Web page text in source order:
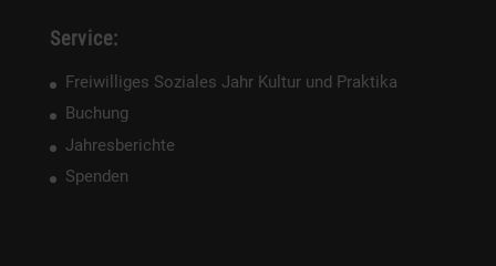
Service:
Freiwilliges Soziales Jahr Kultur und Praktika
Buchung
Jahresberichte
Spenden